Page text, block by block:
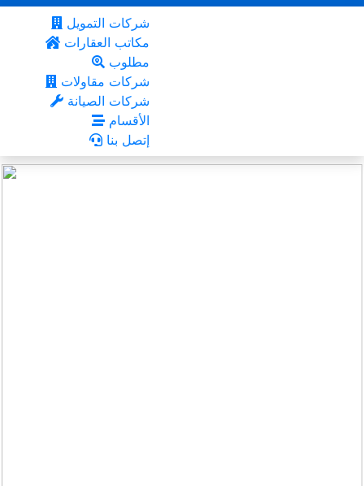
شركات التمويل
مكاتب العقارات
مطلوب
شركات مقاولات
شركات الصيانة
الأقسام
إتصل بنا